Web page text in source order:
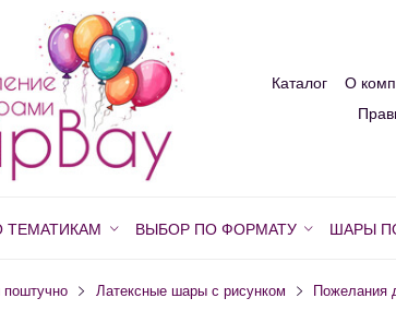
Каталог О
ТЕМАТИКАМ ВЫБОР ПО ФОРМАТУ ШАРЫ
Латексные шары с рисунком